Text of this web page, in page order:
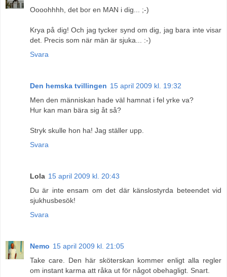
Oooohhhh, det bor en MAN i dig... ;-)
Krya på dig! Och jag tycker synd om dig, jag bara inte visar
det. Precis som när män är sjuka... :-)
Svara
Den hemska tvillingen 15 april 2009 kl. 19:32
Men den människan hade väl hamnat i fel yrke va?
Hur kan man bära sig åt så?
Stryk skulle hon ha! Jag ställer upp.
Svara
Lola 15 april 2009 kl. 20:43
Du är inte ensam om det där känslostyrda beteendet vid
sjukhusbesök!
Svara
Nemo 15 april 2009 kl. 21:05
Take care. Den här sköterskan kommer enligt alla regler
om instant karma att råka ut för något obehagligt. Snart.